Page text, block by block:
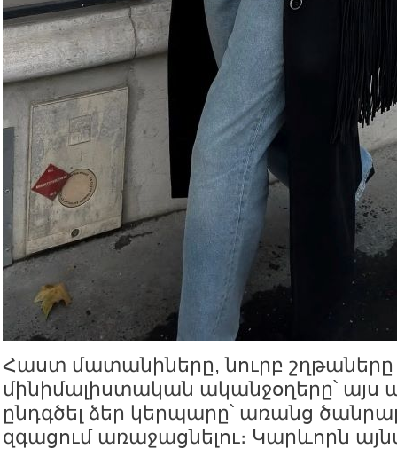
Հաստ մատանիները, նուրբ
մինիմալիստական ականջօղերը՝ այս
ընդգծել ձեր կերպարը՝ առանց
զգացում առաջացնելու։ Կարևորն